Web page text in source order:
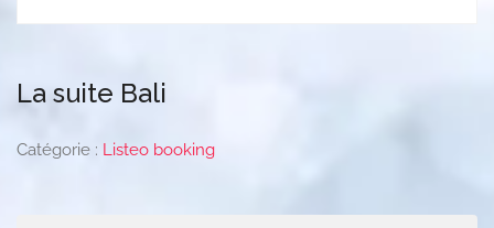
La suite Bali
Catégorie : Listeo booking